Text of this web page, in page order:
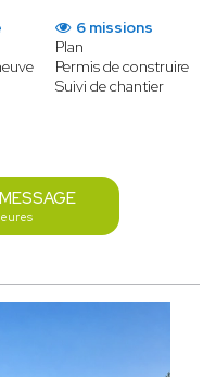
6 missions
Plan
Permis de construire
Suivi de chantier